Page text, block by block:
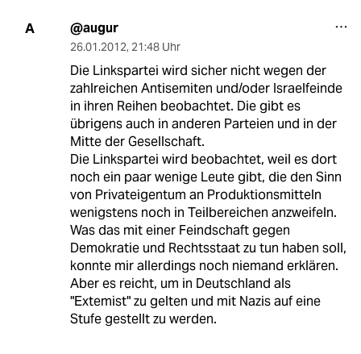
A @augur
26.01.2012, 21:48 Uhr
Die Linkspartei wird sicher nicht wegen der
zahlreichen Antisemiten und/oder Israelfeinde
in ihren Reihen beobachtet. Die gibt es
übrigens auch in anderen Parteien und in der
Mitte der Gesellschaft.
Die Linkspartei wird beobachtet, weil es dort
noch ein paar wenige Leute gibt, die den Sinn
von Privateigentum an Produktionsmitteln
wenigstens noch in Teilbereichen anzweifeln.
Was das mit einer Feindschaft gegen
Demokratie und Rechtsstaat zu tun haben soll,
konnte mir allerdings noch niemand erklären.
Aber es reicht, um in Deutschland als
"Extemist" zu gelten und mit Nazis auf eine
Stufe gestellt zu werden.